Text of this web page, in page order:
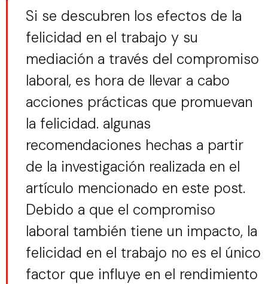
Si se descubren los efectos de la
felicidad en el trabajo y su
mediación a través del compromiso
laboral, es hora de llevar a cabo
acciones prácticas que promuevan
la felicidad. algunas
recomendaciones hechas a partir
de la investigación realizada en el
artículo mencionado en este post.
Debido a que el compromiso
laboral también tiene un impacto, la
felicidad en el trabajo no es el único
factor que influye en el rendimiento